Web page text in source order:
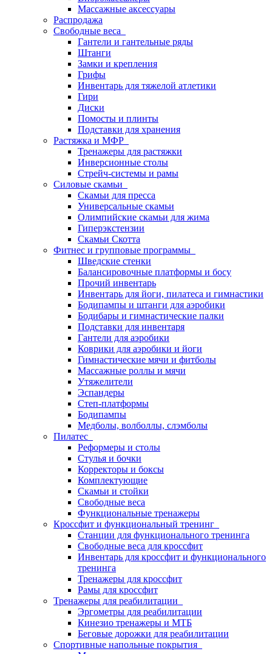
Массажные аксессуары
Распродажа
Свободные веса
Гантели и гантельные ряды
Штанги
Замки и крепления
Грифы
Инвентарь для тяжелой атлетики
Гири
Диски
Помосты и плинты
Подставки для хранения
Растяжка и МФР
Тренажеры для растяжки
Инверсионные столы
Стрейч-системы и рамы
Силовые скамьи
Скамьи для пресса
Универсальные скамьи
Олимпийские скамьи для жима
Гиперэкстензии
Скамьи Скотта
Фитнес и групповые программы
Шведские стенки
Балансировочные платформы и босу
Прочий инвентарь
Инвентарь для йоги, пилатеса и гимнастики
Бодипампы и штанги для аэробики
Бодибары и гимнастические палки
Подставки для инвентаря
Гантели для аэробики
Коврики для аэробики и йоги
Гимнастические мячи и фитболы
Массажные роллы и мячи
Утяжелители
Эспандеры
Степ-платформы
Бодипампы
Медболы, волболлы, слэмболы
Пилатес
Реформеры и столы
Стулья и бочки
Корректоры и боксы
Комплектующие
Скамьи и стойки
Свободные веса
Функциональные тренажеры
Кроссфит и функциональный тренинг
Станции для функционального тренинга
Свободные веса для кроссфит
Инвентарь для кроссфит и функционального
тренинга
Тренажеры для кроссфит
Рамы для кроссфит
Тренажеры для реабилитации
Эргометры для реабилитации
Кинезио тренажеры и МТБ
Беговые дорожки для реабилитации
Спортивные напольные покрытия